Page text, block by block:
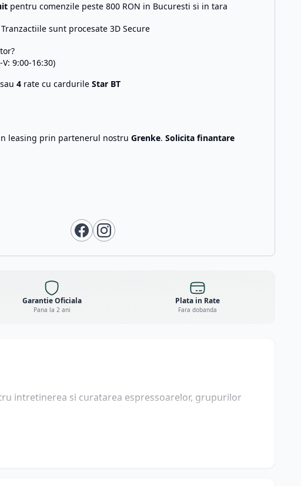
pentru comenzile peste 800 RON in Bucuresti si in tara
Tranzactiile sunt procesate 3D Secure
V: 9:00-16:30)
sau 4 rate cu cardurile Star BT
leasing prin partenerul nostru Grenke. Solicita finantare
Garantie Oficiala
Pana la 2 ani
Plata in Rate
Fara dobanda
intretinerea si curatarea espressoarelor, grupurilor